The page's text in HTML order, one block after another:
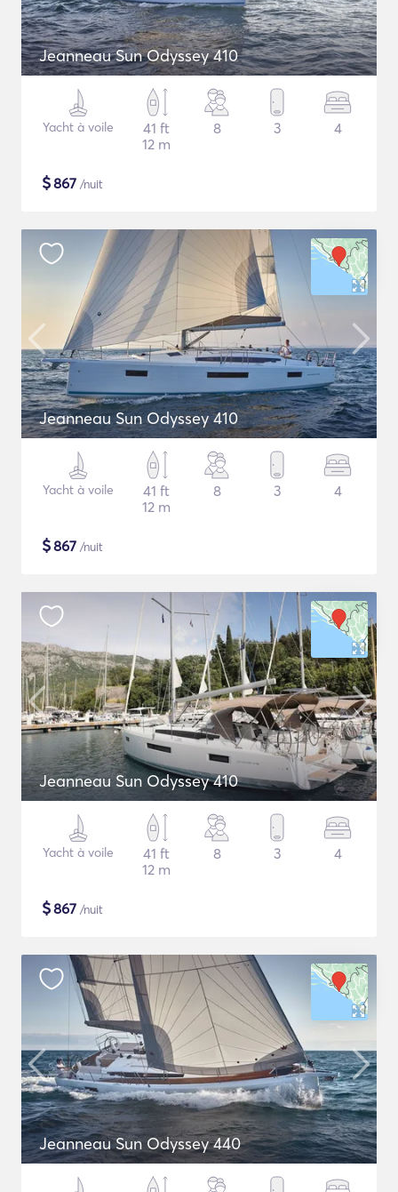
Jeanneau Sun Odyssey 410
Yacht à voile
41 ft
12 m
8 3 4
$867 /nuit
Jeanneau Sun Odyssey 410
Yacht à voile
41 ft
12 m
8 3 4
$867 /nuit
Jeanneau Sun Odyssey 410
Yacht à voile
41 ft
12 m
8 3 4
$867 /nuit
Jeanneau Sun Odyssey 440